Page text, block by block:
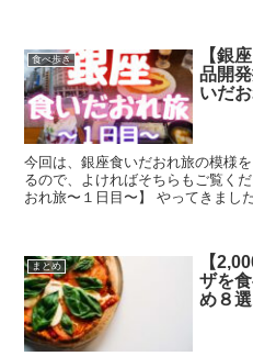
食べ歩き
【銀
品開
いだ
今回は、銀座食いだおれ旅の模様
るので、よければそちらもご覧
おれ旅〜１日目〜】 やってきまし
まとめ
【
ザを
め８選